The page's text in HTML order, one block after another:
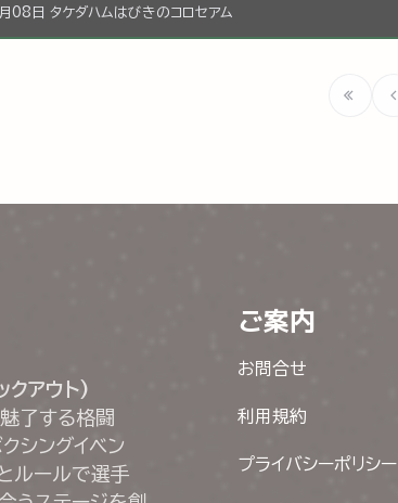
日 タケダハムはびきのコロセアム
アウト)
了する格闘
シングイベン
ルールで選手
ご案内
お問合せ
利用規約
プライバシーポリシー